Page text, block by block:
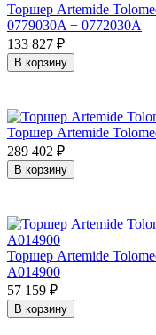
Торшер Artemide
0779030A + 0772030A
133 827 ₽
В корзину
Торшер Artemide
289 402 ₽
В корзину
Торшер Artemide
A014900
57 159 ₽
В корзину